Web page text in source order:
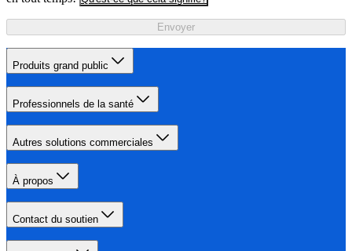
Envoyer
Produits grand public
Professionnels de la santé
Autres solutions commerciales
À propos
Contact du soutien